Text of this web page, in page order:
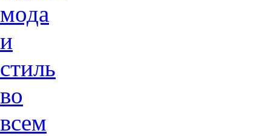
мода
и
стиль
во
всем